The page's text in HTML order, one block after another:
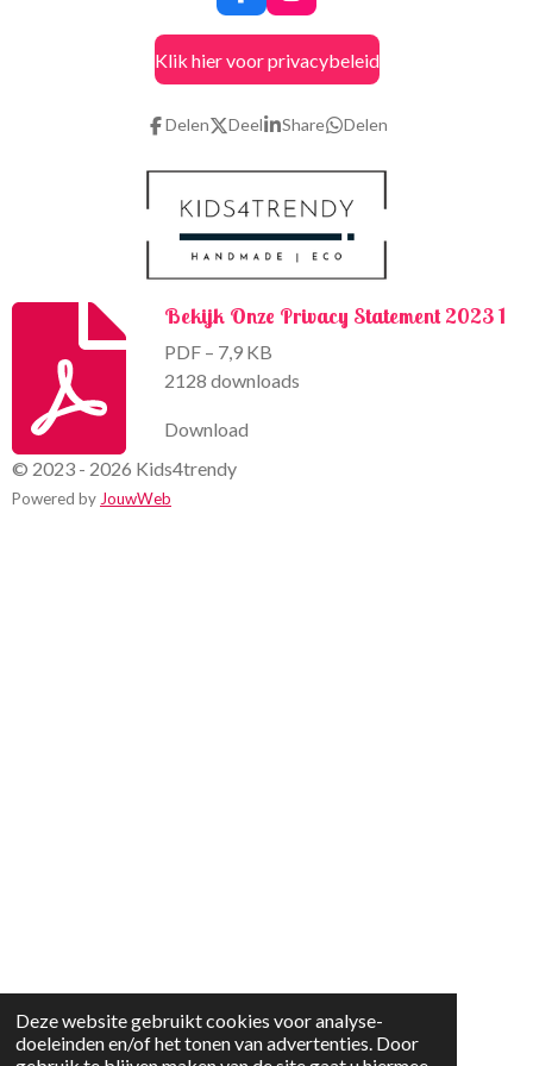
Deze website gebruikt cookies voor analyse-
doeleinden en/of het tonen van advertenties. Door
a
e
b
o
n
t
a
r
Klik hier voor privacybeleid
Delen Deel Share Delen
Bekijk Onze Privacy Statement 2023 1
PDF – 7,9 KB
2128 downloads
Download
© 2023 - 2026 Kids4trendy
Powered by JouwWeb